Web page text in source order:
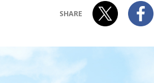
SHARE